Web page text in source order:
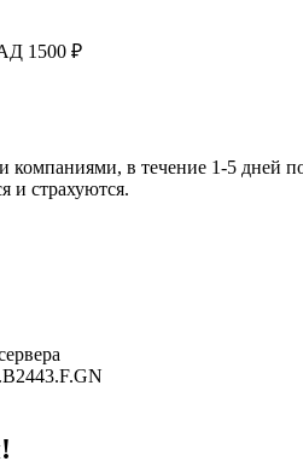
1500 ₽
компаниями, в течение 1-5 дней
и страхуются.